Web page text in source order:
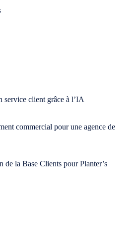
service client grâce à l’IA
commercial pour une agence de
de la Base Clients pour Planter’s